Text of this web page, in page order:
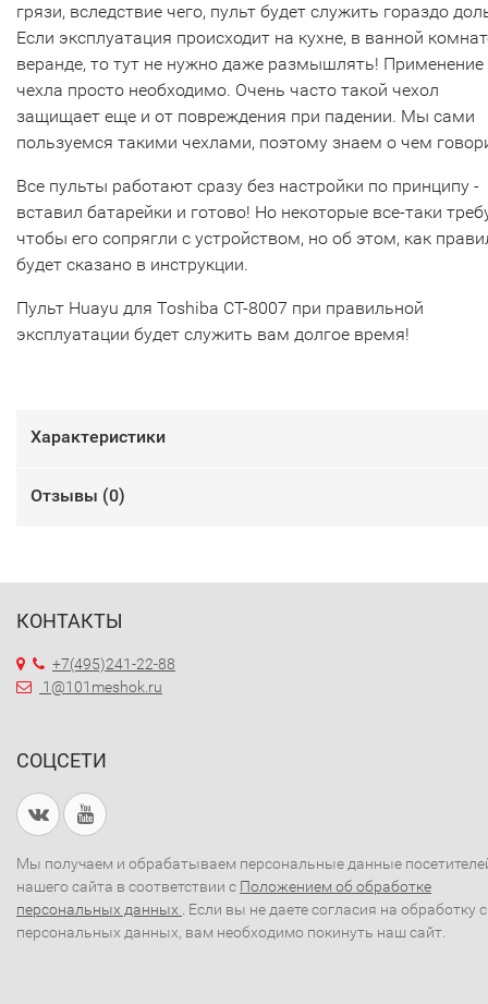
грязи, вследствие чего, пульт будет служить гораздо
Если эксплуатация происходит на кухне, в ванной
веранде, то тут не нужно даже размышлять! Применение
чехла просто необходимо. Очень часто такой чехол
защищает еще и от повреждения при падении. Мы сами
пользуемся такими чехлами, поэтому знаем о чем
Все пульты работают сразу без настройки по принципу -
вставил батарейки и готово! Но некоторые все-таки
чтобы его сопрягли с устройством, но об этом, как
будет сказано в инструкции.
Пульт Huayu для Toshiba CT-8007 при правильной
эксплуатации будет служить вам долгое время!
Характеристики
Отзывы (0)
КОНТАКТЫ
+7(495)241-22-88
1@101meshok.ru
СОЦСЕТИ
Мы получаем и обрабатываем персональные данные
нашего сайта в соответствии с Положением об обработке
персональных данных . Если вы не даете согласия на обработку
персональных данных, вам необходимо покинуть наш сайт.